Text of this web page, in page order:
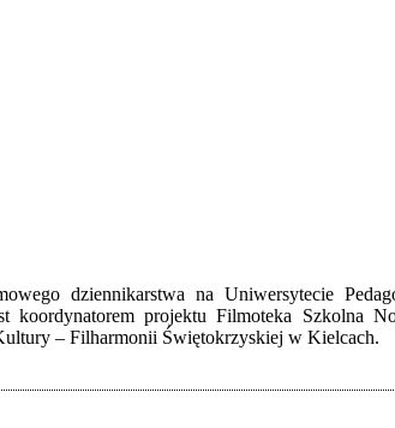
dziennikarstwa na Uniwersytecie
projektu Filmoteka Szkolna
– Filharmonii Świętokrzyskiej w Kielcach.